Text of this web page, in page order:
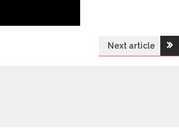
Next article